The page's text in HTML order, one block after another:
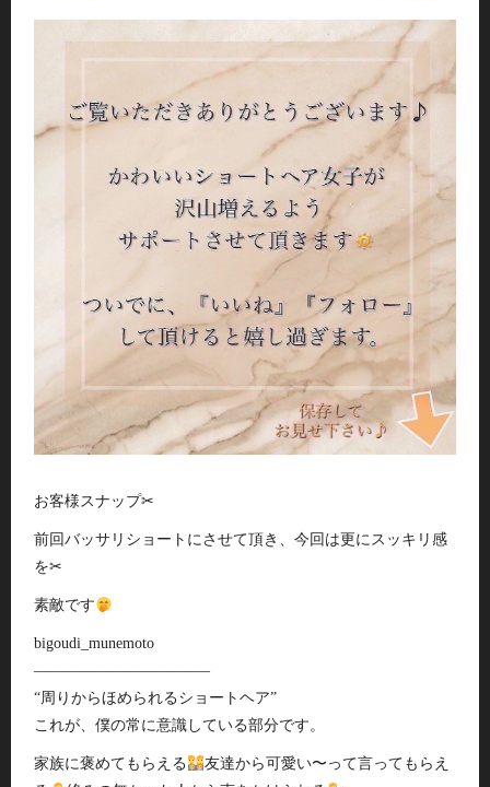
お客様スナップ✂︎
前回バッサリショートにさせて頂き、今回は更にスッキリ感
を✂︎
素敵です
bigoudi_munemoto
———————————–
“周りからほめられるショートヘア”
これが、僕の常に意識している部分です。
家族に褒めてもらえる
友達から可愛い〜って言ってもらえ